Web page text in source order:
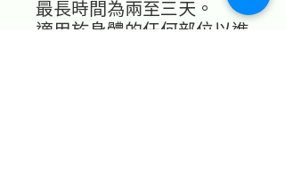
最長時間為兩至三天。
適用於身體的任何部位以進